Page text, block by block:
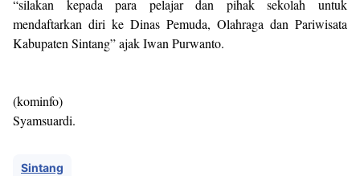
“silakan kepada para pelajar dan pihak sekolah untuk
mendaftarkan diri ke Dinas Pemuda, Olahraga dan Pariwisata
Kabupaten Sintang” ajak Iwan Purwanto.
(kominfo)
Syamsuardi.
Sintang